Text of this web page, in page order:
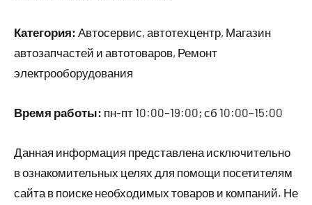
Категория: Автосервис, автотехцентр, Магазин
автозапчастей и автотоваров, Ремонт
электрооборудования
Время работы: пн-пт 10:00–19:00; сб 10:00–15:00
Данная информация представлена исключительно
в ознакомительных целях для помощи посетителям
сайта в поиске необходимых товаров и компаний. Не